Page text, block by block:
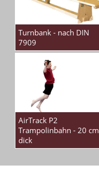
Turnbank - nach DIN
7909
AirTrack P2
Trampolinbahn - 20 cm
dick